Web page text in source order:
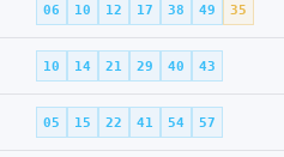
06 10 12 17 38 49 35
10 14 21 29 40 43
05 15 22 41 54 57